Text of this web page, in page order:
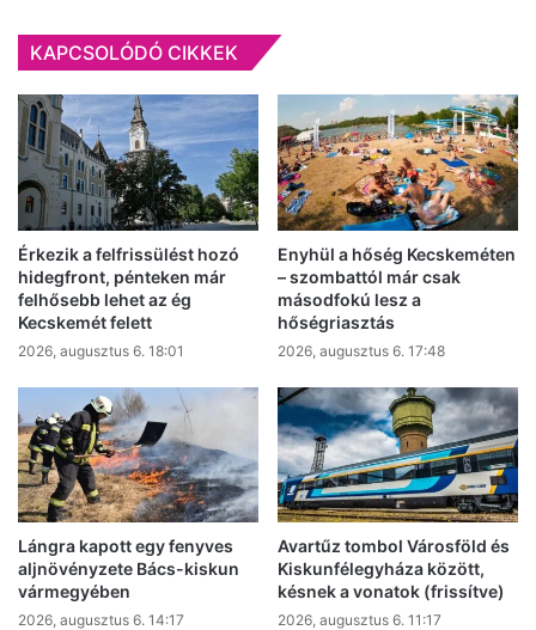
emeltek
ellene
KAPCSOLÓDÓ CIKKEK
Érkezik a felfrissülést hozó
hidegfront, pénteken már
felhősebb lehet az ég
Kecskemét felett
2026, augusztus 6. 18:01
Enyhül a hőség Kecskeméten
– szombattól már csak
másodfokú lesz a
hőségriasztás
2026, augusztus 6. 17:48
Lángra kapott egy fenyves
aljnövényzete Bács-kiskun
vármegyében
2026, augusztus 6. 14:17
Avartűz tombol Városföld és
Kiskunfélegyháza között,
késnek a vonatok (frissítve)
2026, augusztus 6. 11:17